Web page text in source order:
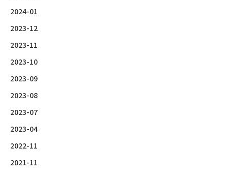
2024-01
2023-12
2023-11
2023-10
2023-09
2023-08
2023-07
2023-04
2022-11
2021-11